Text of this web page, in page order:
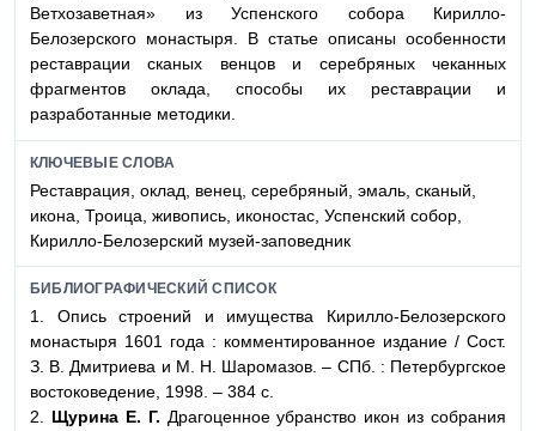
Ветхозаветная» из Успенского собора Кирилло-
Белозерского монастыря. В статье описаны особенности
реставрации сканых венцов и серебряных чеканных
фрагментов оклада, способы их реставрации и
разработанные методики.
КЛЮЧЕВЫЕ СЛОВА
Реставрация, оклад, венец, серебряный, эмаль, сканый,
икона, Троица, живопись, иконостас, Успенский собор,
Кирилло-Белозерский музей-заповедник
БИБЛИОГРАФИЧЕСКИЙ СПИСОК
1. Опись строений и имущества Кирилло-Белозерского
монастыря 1601 года : комментированное издание / Сост.
З. В. Дмитриева и М. Н. Шаромазов. – СПб. : Петербургское
востоковедение, 1998. – 384 с.
2. Щурина Е. Г. Драгоценное убранство икон из собрания